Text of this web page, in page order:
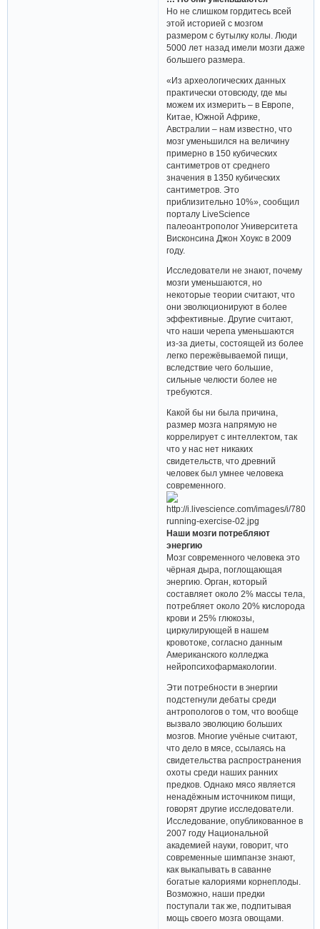
Но не слишком гордитесь всей
этой историей с мозгом
размером с бутылку колы. Люди
5000 лет назад имели мозги даже
большего размера.
«Из археологических данных
практически отовсюду, где мы
можем их измерить – в Европе,
Китае, Южной Африке,
Австралии – нам известно, что
мозг уменьшился на величину
примерно в 150 кубических
сантиметров от среднего
значения в 1350 кубических
сантиметров. Это
приблизительно 10%», сообщил
порталу LiveScience
палеоантрополог Университета
Висконсина Джон Хоукс в 2009
году.
Исследователи не знают, почему
мозги уменьшаются, но
некоторые теории считают, что
они эволюционируют в более
эффективные. Другие считают,
что наши черепа уменьшаются
из-за диеты, состоящей из более
легко пережёвываемой пищи,
вследствие чего большие,
сильные челюсти более не
требуются.
Какой бы ни была причина,
размер мозга напрямую не
коррелирует с интеллектом, так
что у нас нет никаких
свидетельств, что древний
человек был умнее человека
современного.
Наши мозги потребляют
энергию
Мозг современного человека это
чёрная дыра, поглощающая
энергию. Орган, который
составляет около 2% массы тела,
потребляет около 20% кислорода
крови и 25% глюкозы,
циркулирующей в нашем
кровотоке, согласно данным
Американского колледжа
нейропсихофармакологии.
Эти потребности в энергии
подстегнули дебаты среди
антропологов о том, что вообще
вызвало эволюцию больших
мозгов. Многие учёные считают,
что дело в мясе, ссылаясь на
свидетельства распространения
охоты среди наших ранних
предков. Однако мясо является
ненадёжным источником пищи,
говорят другие исследователи.
Исследование, опубликованное в
2007 году Национальной
академией науки, говорит, что
современные шимпанзе знают,
как выкапывать в саванне
богатые калориями корнеплоды.
Возможно, наши предки
поступали так же, подпитывая
мощь своего мозга овощами.